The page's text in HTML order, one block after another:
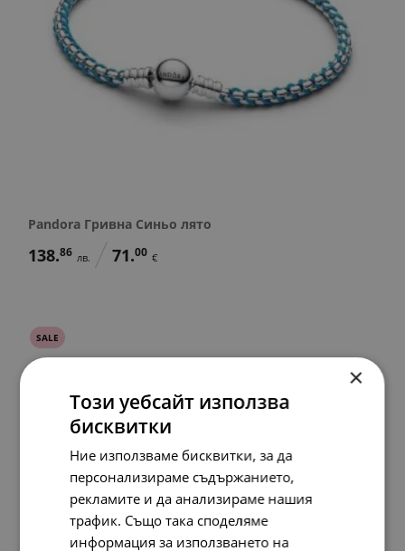
Pandora Гривна Синьо лято
138.86 лв. 71.00 €
SALE
×
Този уебсайт използва
бисквитки
Ние използваме бисквитки, за да
персонализираме съдържанието,
рекламите и да анализираме нашия
трафик. Също така споделяме
информация за използването на